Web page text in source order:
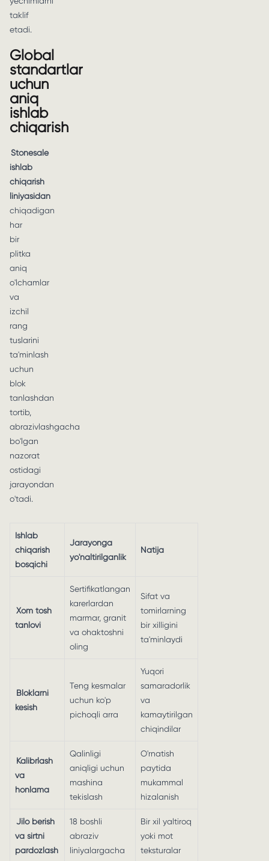
taklif
etadi.
Global
standartlar
uchun
aniq
ishlab
chiqarish
Stonesale
ishlab
chiqarish
liniyasidan
chiqadigan
har
bir
plitka
aniq
o'lchamlar
va
izchil
rang
tuslarini
ta'minlash
uchun
blok
tanlashdan
tortib,
abrazivlashgacha
bo'lgan
nazorat
ostidagi
jarayondan
o'tadi.
Ishlab
chiqarish
bosqichi
Jarayonga
yo'naltirilganlik
Natija
Xom tosh
tanlovi
Sertifikatlangan
karerlardan
marmar, granit
va ohaktoshni
oling
Sifat va
tomirlarning
bir xilligini
ta'minlaydi
Bloklarni
kesish
Teng kesmalar
uchun ko'p
pichoqli arra
Yuqori
samaradorlik
va
kamaytirilgan
chiqindilar
Kalibrlash
va
honlama
Qalinligi
aniqligi uchun
mashina
tekislash
O'rnatish
paytida
mukammal
hizalanish
Jilo berish
va sirtni
pardozlash
18 boshli
abraziv
liniyalargacha
Bir xil yaltiroq
yoki mot
teksturalar